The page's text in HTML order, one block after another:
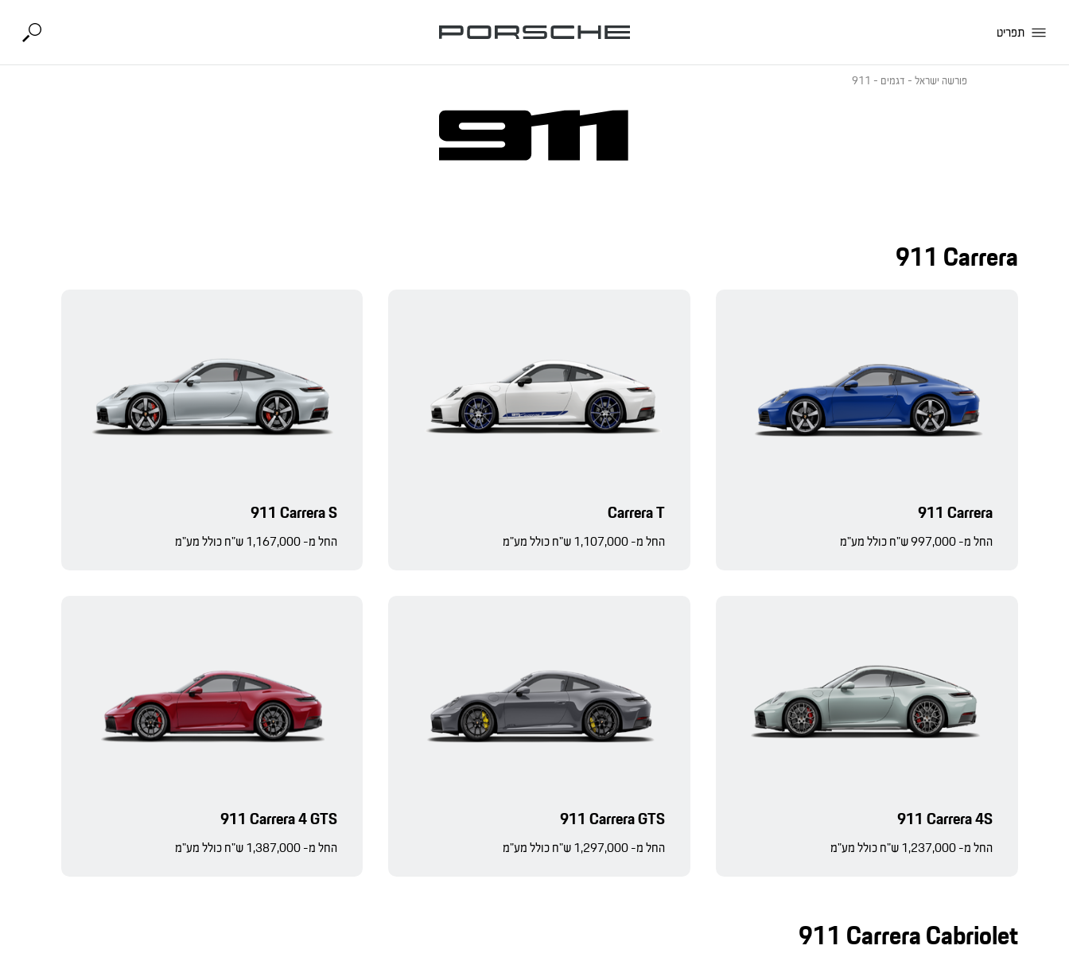
תפריט
פורשה ישראל- דגמים -
911
911 Carrera
911 Carrera
החל מ- 997,000 ש"ח כולל מע"מ
Carrera T
החל מ- 1,107,000 ש"ח כולל מע"מ
911 Carrera S
החל מ- 1,167,000 ש"ח כולל מע"מ
911 Carrera 4S
החל מ- 1,237,000 ש"ח כולל מע"מ
911 Carrera GTS
החל מ- 1,297,000 ש"ח כולל מע"מ
911 Carrera 4 GTS
החל מ- 1,387,000 ש"ח כולל מע"מ
911 Carrera Cabriolet